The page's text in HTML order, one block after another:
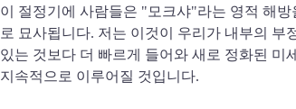
이 절정기에 사람들은 "모크샤"라는 영적 해
로 묘사됩니다. 저는 이것이 우리가 내부의
있는 것보다 더 빠르게 들어와 새로 정화된 미
지속적으로 이루어질 것입니다.